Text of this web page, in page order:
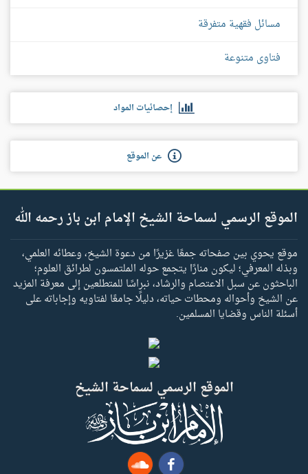
مسائل فقهية متفرقة
فتاوى متنوعة
إحصائيات المواد
عن الموقع
الموقع الرسمي لسماحة الشيخ الإمام ابن باز رحمه الله
موقع يحوي بين صفحاته جمعًا غزيرًا من دعوة الشيخ، وعطائه العلمي،
وبذله المعرفي؛ ليكون منارًا يتجمع حوله الملتمسون لطرائق العلوم؛
الباحثون عن سبل الاعتصام والرشاد، نبراسًا للمتطلعين إلى معرفة المزيد
عن الشيخ وأحواله ومحطات حياته، دليلًا جامعًا لفتاويه وإجاباته على
أسئلة الناس وقضايا المسلمين.
الموقع الرسمي لسماحة الشيخ